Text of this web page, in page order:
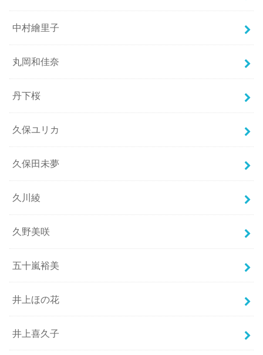
中村繪里子
丸岡和佳奈
丹下桜
久保ユリカ
久保田未夢
久川綾
久野美咲
五十嵐裕美
井上ほの花
井上喜久子